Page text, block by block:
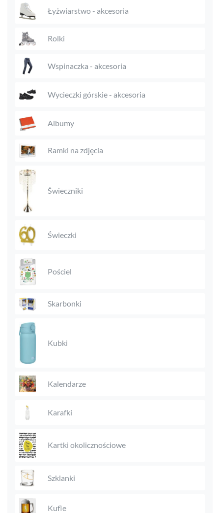
Łyżwiarstwo - akcesoria
Rolki
Wspinaczka - akcesoria
Wycieczki górskie - akcesoria
Albumy
Ramki na zdjęcia
Świeczniki
Świeczki
Pościel
Skarbonki
Kubki
Kalendarze
Karafki
Kartki okolicznościowe
Szklanki
Kufle